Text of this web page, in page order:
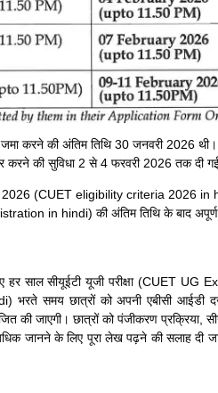
करने की अंतिम तिथि 30 जनवरी 2026 थी।
की सुविधा 2 से 4 फरवरी 2026 तक दी
2026 (CUET eligibility criteria 2026 in
in hindi) की अंतिम तिथि के बाद
हर साल सीयूईटी यूजी परीक्षा (CUET UG
समय छात्रों को अपनी एबीसी आईडी
की जाएगी। छात्रों को पंजीकरण प्रक्रिया,
जानने के लिए पूरा लेख पढ़ने की सलाह दी